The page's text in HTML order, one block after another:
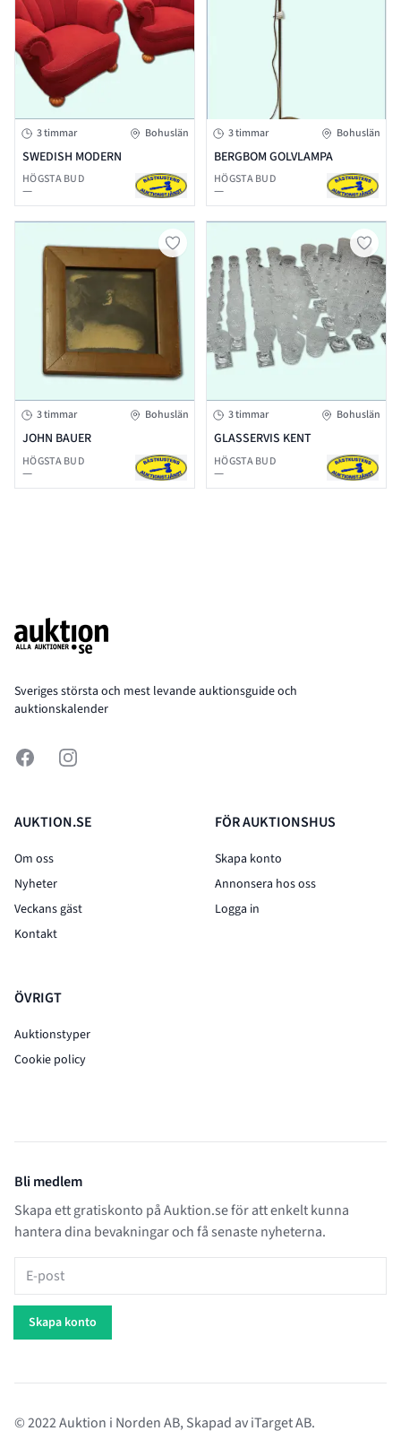
3 timmar Bohuslän
SWEDISH MODERN
HÖGSTA BUD
—
3 timmar Bohuslän
BERGBOM GOLVLAMPA
HÖGSTA BUD
—
3 timmar Bohuslän
JOHN BAUER
HÖGSTA BUD
—
3 timmar Bohuslän
GLASSERVIS KENT
HÖGSTA BUD
—
Sveriges största och mest levande auktionsguide och
auktionskalender
FacebookInstagram
AUKTION.SE
Om oss
Nyheter
Veckans gäst
Kontakt
ÖVRIGT
Auktionstyper
Cookie policy
FÖR AUKTIONSHUS
Skapa konto
Annonsera hos oss
Logga in
Bli medlem
Skapa ett gratiskonto på Auktion.se för att enkelt kunna
hantera dina bevakningar och få senaste nyheterna.
E-post
Skapa konto
© 2022 Auktion i Norden AB, Skapad aviTarget AB.